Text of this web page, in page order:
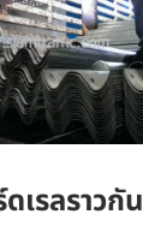
เรลราวกัน